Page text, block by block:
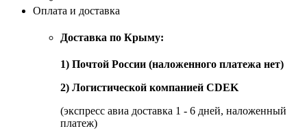
Оплата и доставка
Доставка по Крыму:
1) Почтой России (наложенного платежа нет)
2) Логистической компанией CDEK
(экспресс авиа доставка 1 - 6 дней, наложенный
платеж)